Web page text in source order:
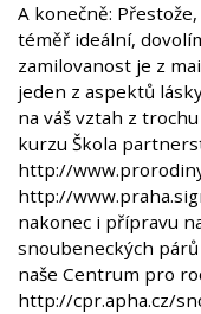
A konečně:
téměř ideální,
zamilovanost je z
jeden z aspektů
na váš vztah z
kurzu Škola
http://
http://
nakonec i přípravu
snoubeneckých
naše Centrum pro
http://cpr.apha.cz/